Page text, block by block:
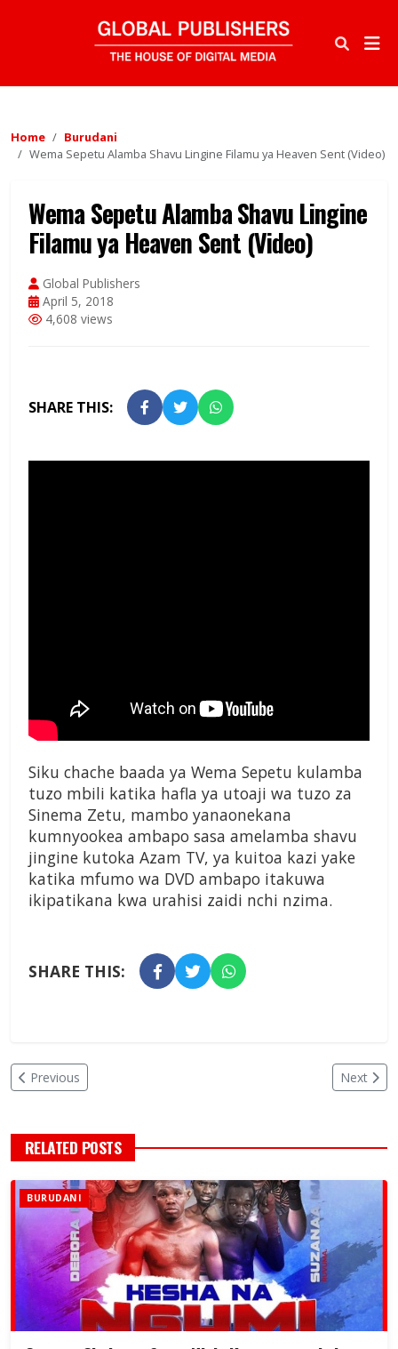
Home
Burudani
Wema Sepetu Alamba Shavu Lingine Filamu ya Heaven Sent (Video)
Wema Sepetu Alamba Shavu Lingine
Filamu ya Heaven Sent (Video)
Global Publishers
April 5, 2018
4,608 views
SHARE THIS:
Siku chache baada ya Wema Sepetu kulamba
tuzo mbili katika hafla ya utoaji wa tuzo za
Sinema Zetu, mambo yanaonekana
kumnyookea ambapo sasa amelamba shavu
jingine kutoka Azam TV, ya kuitoa kazi yake
katika mfumo wa DVD ambapo itakuwa
ikipatikana kwa urahisi zaidi nchi nzima.
SHARE THIS:
Previous Next
RELATED POSTS
BURUDANI